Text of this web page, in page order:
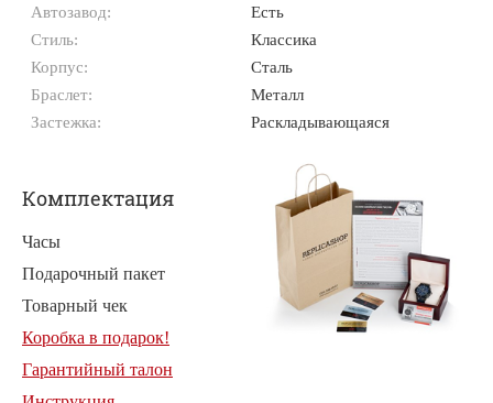
Автозавод:
Есть
Стиль:
Классика
Корпус:
Сталь
Браслет:
Металл
Застежка:
Раскладывающаяся
Комплектация
Часы
Подарочный пакет
Товарный чек
Коробка в подарок!
Гарантийный талон